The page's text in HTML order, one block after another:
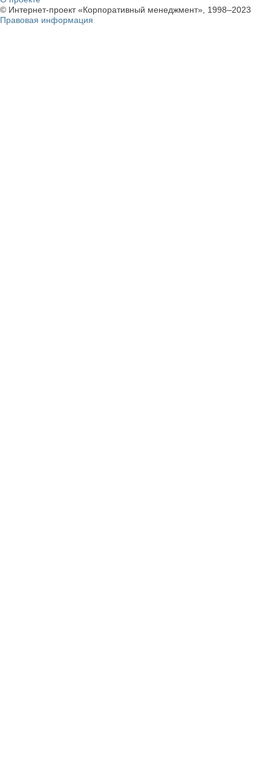
© Интернет-проект «Корпоративный менеджмент», 1998–2023
Правовая информация